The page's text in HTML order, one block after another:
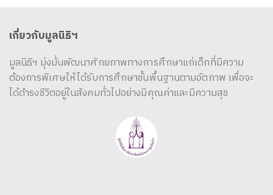
เกี่ยวกับมูลนิธิฯ
มูลนิธิฯ มุ่งมั่นพัฒนาศักยภาพทางการศึกษาแก่เด็กที่มีความ
ต้องการพิเศษให้ได้รับการศึกษาขั้นพื้นฐานตามอัตภาพ เพื่อจะ
ได้ดำรงชีวิตอยู่ในสังคมทั่วไปอย่างมีคุณค่าและมีความสุข